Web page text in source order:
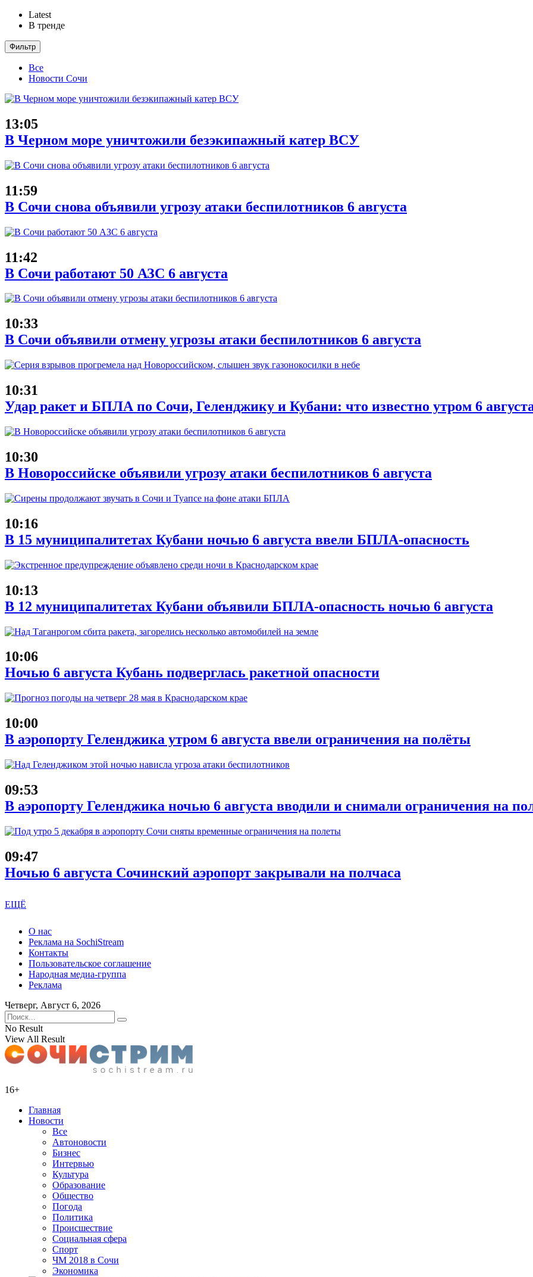
Latest
В тренде
Фильтр
Все
Новости Сочи
13:05
В Черном море уничтожили безэкипажный катер ВСУ
11:59
В Сочи снова объявили угрозу атаки беспилотников 6 августа
11:42
В Сочи работают 50 АЗС 6 августа
10:33
В Сочи объявили отмену угрозы атаки беспилотников 6 августа
10:31
Удар ракет и БПЛА по Сочи, Геленджику и Кубани: что известно утром 6
10:30
В Новороссийске объявили угрозу атаки беспилотников 6 августа
10:16
В 15 муниципалитетах Кубани ночью 6 августа ввели БПЛА-опасность
10:13
В 12 муниципалитетах Кубани объявили БПЛА-опасность ночью 6 августа
10:06
Ночью 6 августа Кубань подверглась ракетной опасности
10:00
В аэропорту Геленджика утром 6 августа ввели ограничения на полёты
09:53
В аэропорту Геленджика ночью 6 августа вводили и снимали ограничения на
09:47
Ночью 6 августа Сочинский аэропорт закрывали на полчаса
ЕЩЁ
О нас
Реклама на SochiStream
Контакты
Пользовательское соглашение
Народная медиа-группа
Реклама
Четверг, Август 6, 2026
No Result
View All Result
16+
Главная
Новости
Все
Автоновости
Бизнес
Интервью
Культура
Образование
Общество
Погода
Политика
Происшествие
Социальная сфера
Спорт
ЧМ 2018 в Сочи
Экономика